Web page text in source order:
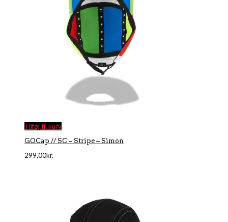
Tilføj til kurv
GOCap // SC – Stripe – Simon
299,00kr.